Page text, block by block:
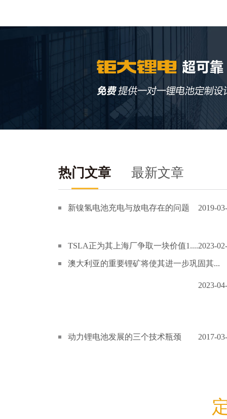
热门文章 最新文章
新镍氢电池充电与放电存在的问题 2019-
TSLA正为其上海厂争取一块价值1....2023-
澳大利亚的重要锂矿将使其进一步巩固其...
2023-
动力锂电池发展的三个技术瓶颈 2017-